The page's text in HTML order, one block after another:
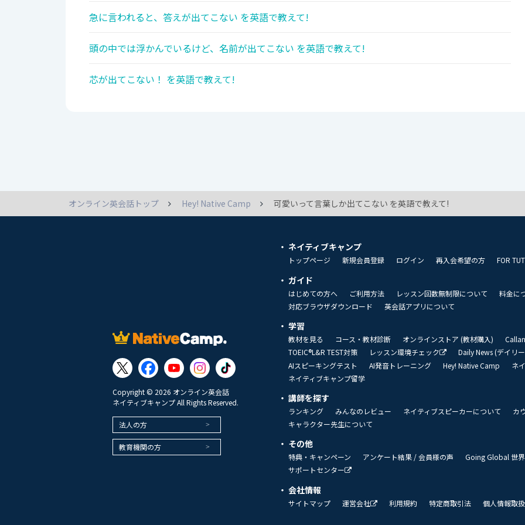
急に言われると、答えが出てこない を英語で教えて!
頭の中では浮かんでいるけど、名前が出てこない を英語で教えて!
芯が出てこない！ を英語で教えて!
オンライン英会話トップ Hey! Native Camp 可愛いって言葉しか出てこない を英語で教えて!
Copyright © 2026 オンライン英会話
ネイティブキャンプ All Rights Reserved.
法人の方
教育機関の方
ネイティブキャンプ
トップページ 新規会員登録 ログイン 再入会希望の方 FOR
ガイド
はじめての方へ ご利用方法 レッスン回数無制限について
料金に
対応ブラウザダウンロード
英会話アプリについて
学習
教材を見る コース・教材診断 オンラインストア (教材購入)
TOEIC®L&R TEST対策
レッスン環境チェック
Daily News (デイリ
AIスピーキングテスト
AI発音トレーニング Hey! Native Camp
ネ
ネイティブキャンプ留学
講師を探す
ランキング みんなのレビュー ネイティブスピーカーについて
カ
キャラクター先生について
その他
特典・キャンペーン アンケート結果 / 会員様の声
Going Global 世
サポートセンター
会社情報
サイトマップ 運営会社 利用規約 特定商取引法 個人情報取